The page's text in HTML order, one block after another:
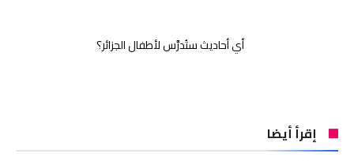
أي أحاديث ستُدرَّس لأطفال الجزائر؟
إقرأ أيضا